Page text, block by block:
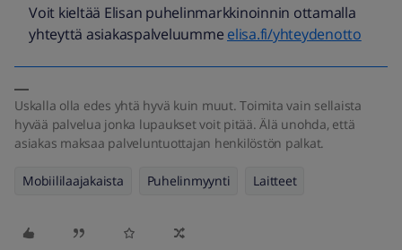
Voit kieltää Elisan puhelinmarkkinoinnin ottamalla
yhteyttä asiakaspalveluumme elisa.fi/yhteydenotto
Uskalla olla edes yhtä hyvä kuin muut. Toimita vain sellaista
hyvää palvelua jonka lupaukset voit pitää. Älä unohda, että
asiakas maksaa palveluntuottajan henkilöstön palkat.
Mobiililaajakaista Puhelinmyynti Laitteet